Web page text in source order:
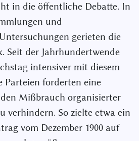
in die öffentliche Debatte. In
und
gerieten die
Seit der Jahrhundertwende
intensiver mit diesem
Parteien forderten eine
Mißbrauch organisierter
verhindern. So zielte etwa ein
vom Dezember 1900 auf